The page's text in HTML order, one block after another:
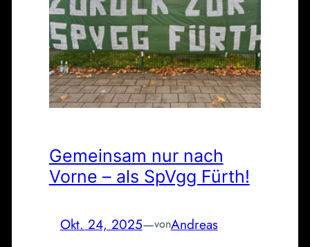
Gemeinsam nur nach
Vorne – als SpVgg Fürth!
Okt. 24, 2025—vonAndreas